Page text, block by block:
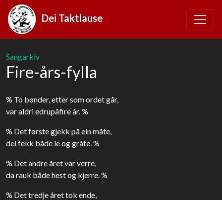
Dei Taktlause
Sangarkiv
Fire-års-fylla
% To bønder, etter som ordet går,
var aldri edrupåfire år. %
% Det første gjekk på ein måte,
dei fekk både le og gråte. %
% Det andre året var verre,
da rauk både hest og kjerre. %
% Det tredje året tok ende,